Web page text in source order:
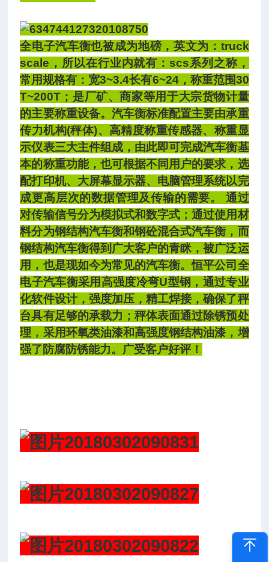
全电子汽车衡也被成为地磅，英文为：truck
scale，所以在行业内就有：scs系列之称，
常用规格有：宽3~3.4长有6~24，称重范围30
T~200T；是厂矿、商家等用于大宗货物计量
的主要称重设备。汽车衡标准配置主要由承重
传力机构(秤体)、高精度称重传感器、称重显
示仪表三大主件组成，由此即可完成汽车衡基
本的称重功能，也可根据不同用户的要求，选
配打印机、大屏幕显示器、电脑管理系统以完
成更高层次的数据管理及传输的需要。 通过
对传输信号分为模拟式和数字式；通过使用材
料分为钢结构汽车衡和钢砼混合式汽车衡，而
钢结构汽车衡得到广大客户的青眯，被广泛运
用，也是现如今为常见的汽车衡。恒平公司全
电子汽车衡采用高强度冷弯U型钢，通过专业
化软件设计，强度加压，精工焊接，确保了秤
台具有足够的承载力；秤体表面通过除锈预处
理，采用环氧类油漆和高强度钢结构油漆，增
强了防腐防锈能力。广受客户好评！